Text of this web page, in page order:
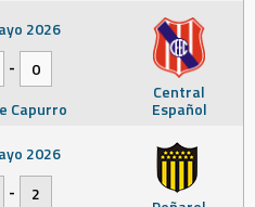
Central
Español
2026
-
0
Capurro
2026
- 2